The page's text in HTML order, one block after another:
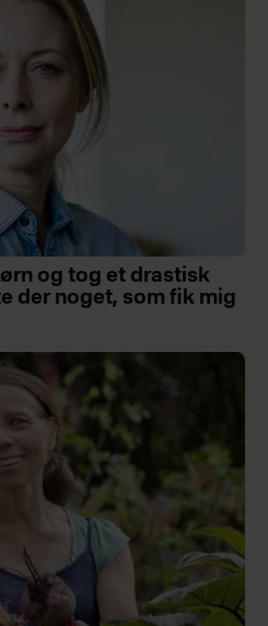
og tog et drastisk
der noget, som fik mig